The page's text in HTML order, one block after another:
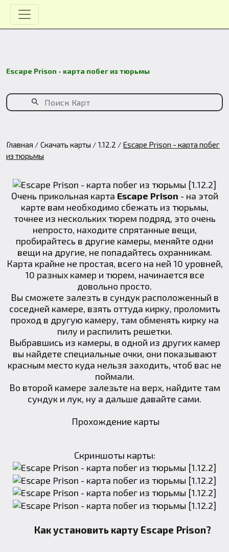
Escape Prison - карта побег из тюрьмы
Главная Скачать карты 1.12.2
Escape Prison - карта побег
из тюрьмы
Очень прикольная карта Escape Prison - на этой
карте вам необходимо сбежать из тюрьмы,
точнее из нескольких тюрем подряд, это очень
непросто, находите спрятанные вещи,
пробирайтесь в другие камеры, меняйте одни
вещи на другие, не попадайтесь охранникам.
Карта крайне не простая, всего на ней 10 уровней,
10 разных камер и тюрем, начинается все
довольно просто.
Вы сможете залезть в сундук расположенный в
соседней камере, взять оттуда кирку, проломить
проход в другую камеру, там обменять кирку на
пилу и распилить решетки.
Выбравшись из камеры, в одной из других камер
вы найдете специальные очки, они показывают
красным место куда нельзя заходить, чтоб вас не
поймали.
Во второй камере залезьте на верх, найдите там
сундук и лук, ну а дальше давайте сами.
Прохождение карты
Скриншоты карты:
Как установить карту Escape Prison?